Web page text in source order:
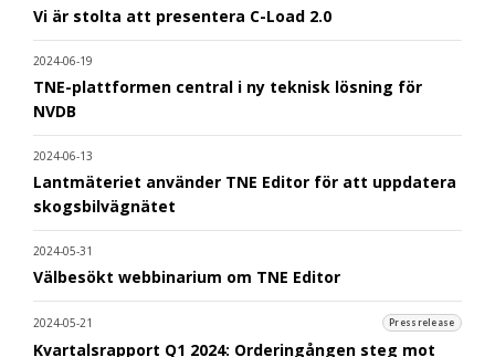
Vi är stolta att presentera C-Load 2.0
2024-06-19
TNE-plattformen central i ny teknisk lösning för
NVDB
2024-06-13
Lantmäteriet använder TNE Editor för att uppdatera
skogsbilvägnätet
2024-05-31
Välbesökt webbinarium om TNE Editor
2024-05-21 Pressrelease
Kvartalsrapport Q1 2024: Orderingången steg mot